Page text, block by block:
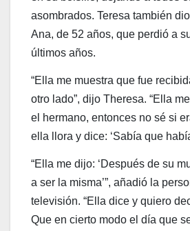
asombrados. Teresa también
Ana, de 52 años, que perdió a
últimos años.
“Ella me muestra que fue
otro lado”, dijo Theresa. “Ella
el hermano, entonces no sé si
ella llora y dice: ‘Sabía que
“Ella me dijo: ‘Después de su
a ser la misma’”, añadió la
televisión. “Ella dice y quiero
Que en cierto modo el día que